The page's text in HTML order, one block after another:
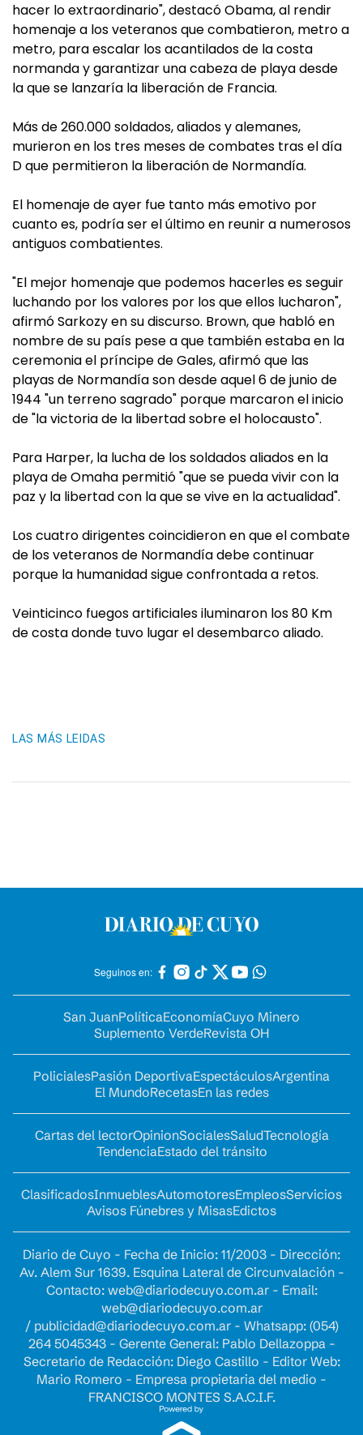
hacer lo extraordinario", destacó Obama, al rendir
homenaje a los veteranos que combatieron, metro a
metro, para escalar los acantilados de la costa
normanda y garantizar una cabeza de playa desde
la que se lanzaría la liberación de Francia.
Más de 260.000 soldados, aliados y alemanes,
murieron en los tres meses de combates tras el día
D que permitieron la liberación de Normandía.
El homenaje de ayer fue tanto más emotivo por
cuanto es, podría ser el último en reunir a numerosos
antiguos combatientes.
"El mejor homenaje que podemos hacerles es seguir
luchando por los valores por los que ellos lucharon",
afirmó Sarkozy en su discurso. Brown, que habló en
nombre de su país pese a que también estaba en la
ceremonia el príncipe de Gales, afirmó que las
playas de Normandía son desde aquel 6 de junio de
1944 "un terreno sagrado" porque marcaron el inicio
de "la victoria de la libertad sobre el holocausto".
Para Harper, la lucha de los soldados aliados en la
playa de Omaha permitió "que se pueda vivir con la
paz y la libertad con la que se vive en la actualidad".
Los cuatro dirigentes coincidieron en que el combate
de los veteranos de Normandía debe continuar
porque la humanidad sigue confrontada a retos.
Veinticinco fuegos artificiales iluminaron los 80 Km
de costa donde tuvo lugar el desembarco aliado.
LAS MÁS LEIDAS
Seguinos en:
San JuanPolíticaEconomíaCuyo Minero
Suplemento VerdeRevista OH
PolicialesPasión DeportivaEspectáculosArgentina
El MundoRecetasEn las redes
Cartas del lectorOpinionSocialesSaludTecnología
TendenciaEstado del tránsito
ClasificadosInmueblesAutomotoresEmpleosServicios
Avisos Fúnebres y MisasEdictos
Diario de Cuyo - Fecha de Inicio: 11/2003 - Dirección:
Av. Alem Sur 1639. Esquina Lateral de Circunvalación -
Contacto: web@diariodecuyo.com.ar- Email:
web@diariodecuyo.com.ar
/ publicidad@diariodecuyo.com.ar- Whatsapp: (054)
264 5045343 - Gerente General: Pablo Dellazoppa -
Secretario de Redacción: Diego Castillo - Editor Web:
Mario Romero - Empresa propietaria del medio -
FRANCISCO MONTES S.A.C.I.F.